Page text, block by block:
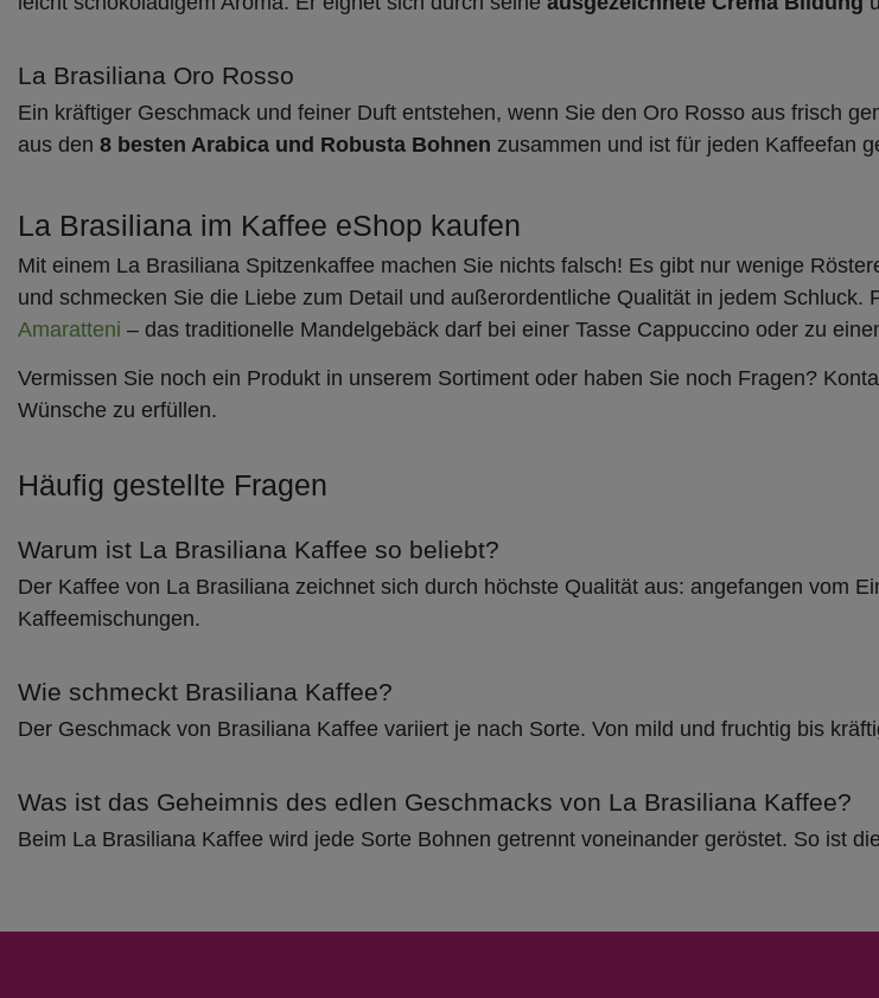
La Brasiliana Oro Rosso
Ein kräftiger Geschmack und feiner Duft entstehen, wenn Sie den Oro Rosso aus frisch
aus den 8 besten Arabica und Robusta Bohnen zusammen und ist für jeden Kaffeefan
La Brasiliana im Kaffee eShop kaufen
Mit einem La Brasiliana Spitzenkaffee machen Sie nichts falsch! Es gibt nur wenige
und schmecken Sie die Liebe zum Detail und außerordentliche Qualität in jedem
Amaratteni – das traditionelle Mandelgebäck darf bei einer Tasse Cappuccino oder zu
Vermissen Sie noch ein Produkt in unserem Sortiment oder haben Sie noch Fragen?
Wünsche zu erfüllen.
Häufig gestellte Fragen
Warum ist La Brasiliana Kaffee so beliebt?
Der Kaffee von La Brasiliana zeichnet sich durch höchste Qualität aus: angefangen vom
Kaffeemischungen.
Wie schmeckt Brasiliana Kaffee?
Der Geschmack von Brasiliana Kaffee variiert je nach Sorte. Von mild und fruchtig bis
Was ist das Geheimnis des edlen Geschmacks von La Brasiliana Kaffee?
Beim La Brasiliana Kaffee wird jede Sorte Bohnen getrennt voneinander geröstet. So ist